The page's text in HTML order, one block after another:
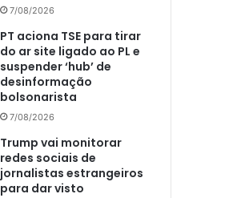
7/08/2026
PT aciona TSE para tirar
do ar site ligado ao PL e
suspender ‘hub’ de
desinformação
bolsonarista
7/08/2026
Trump vai monitorar
redes sociais de
jornalistas estrangeiros
para dar visto